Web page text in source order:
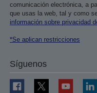
comunicación electrónica, a
que usas la web, tal y como
información sobre privacidad
*Se aplican restricciones
Síguenos